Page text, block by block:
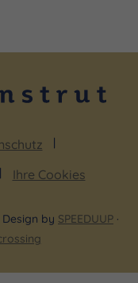
Ihre Cookies
by SPEEDUUP ·